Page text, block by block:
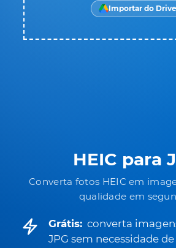
HEIC para
Converta fotos HEIC em
qualidade em
Grátis: converta
JPG sem necessidade
Importar do Drive